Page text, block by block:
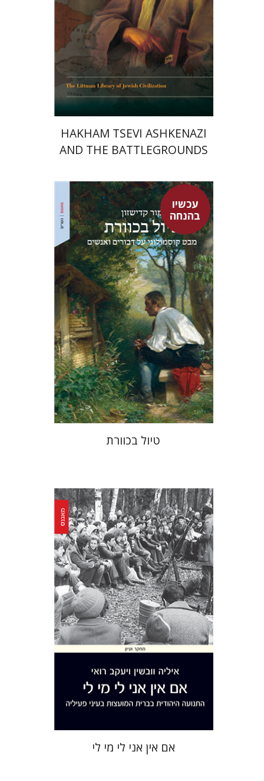
הנחת אתר ספר מודפס
$50
$45
HAKHAM TSEVI ASHKENAZI
AND THE BATTLEGROUNDS
RABBINATE
עכשיו
בהנחהמור קדישזון
עכשיו בהנחה
$46
$34
טיול בכוורת
יעקב רואי איליה וובשין
הנחת אתר ספר מודפס
$46
$41
אם אין אני לי מי לי